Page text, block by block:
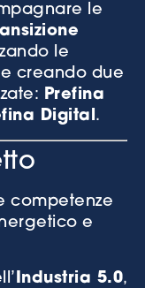
le
le
creando due
Prefina
Digital .
competenze
e
Industria 5.0,